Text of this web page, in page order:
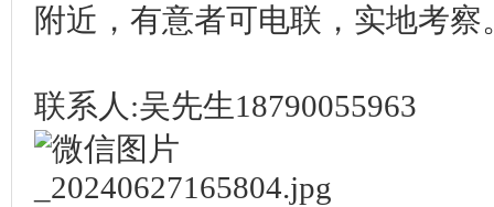
附近，有意者可电联，实地考察
联系人:吴先生18790055963